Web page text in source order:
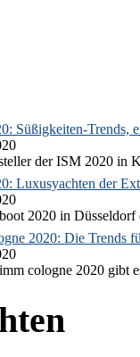
Süßigkeiten-Trends,
der ISM 2020 in
Luxusyachten der
2020 in Düsseldorf
2020: Die Trends
cologne 2020 gibt